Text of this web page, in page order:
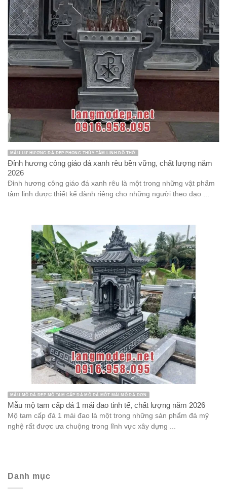
MẪU LƯ HƯƠNG ĐÁ ĐẸP PHONG THỦY TÂM LINH ĐỒ THỜ
Đỉnh hương công giáo đá xanh rêu bền vững, chất lượng năm
2026
Đỉnh hương công giáo đá xanh rêu là một trong những vật phẩm
tâm linh được thiết kế dành riêng cho những người theo đạo ...
MẪU MỘ ĐÁ ĐẸP MỘ TAM CẤP ĐÁ MỘ ĐÁ MỘT MÁI MỘ ĐÁ ĐƠN
Mẫu mộ tam cấp đá 1 mái đao tinh tế, chất lượng năm 2026
Mộ tam cấp đá 1 mái đao là một trong những sản phẩm đá mỹ
nghệ rất được ưa chuộng trong lĩnh vực xây dựng ...
Danh mục